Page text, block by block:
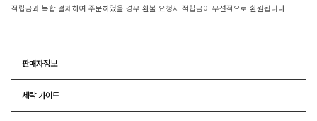
적립금과 복합 결제하여 주문하였을 경우 환불 요청시 적립금이 우선적으로 환원됩니다.
판매자정보
세탁 가이드